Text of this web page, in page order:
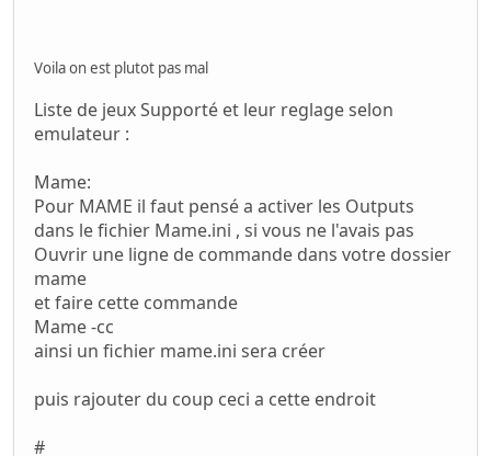
Voila on est plutot pas mal
Liste de jeux Supporté et leur reglage selon
emulateur :
Mame:
Pour MAME il faut pensé a activer les Outputs
dans le fichier Mame.ini , si vous ne l'avais pas
Ouvrir une ligne de commande dans votre dossier
mame
et faire cette commande
Mame -cc
ainsi un fichier mame.ini sera créer
puis rajouter du coup ceci a cette endroit
#